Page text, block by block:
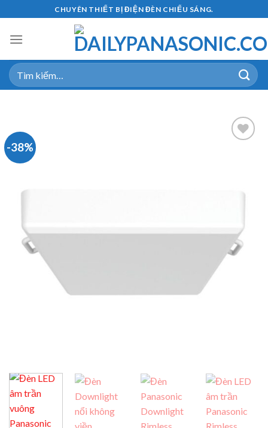
to
content
CHUYÊN THIẾT BỊ ĐIỆN ĐÈN CHIẾU SÁNG.
Tìm
kiếm:
-38%